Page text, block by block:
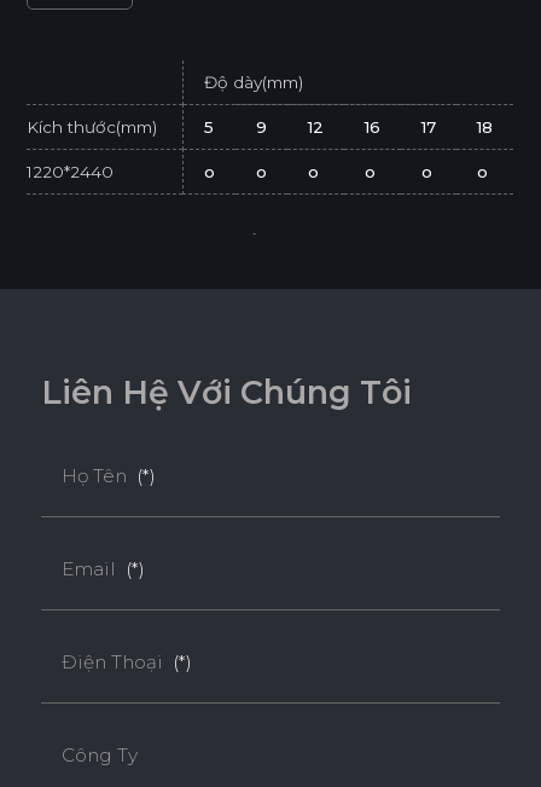
Độ dày(mm)
Kích thước(mm) 5 9 12 16 17 18
1220*2440 o o o o o o
Liên Hệ Với Chúng Tôi
Họ Tên (*)
Email (*)
Điện Thoại (*)
Công Ty